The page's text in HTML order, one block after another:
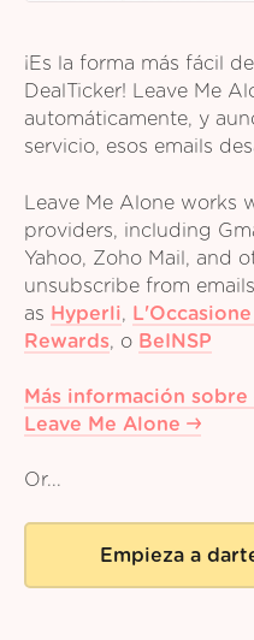
¡Es la forma más fácil
DealTicker! Leave Me
automáticamente, y
servicio, esos emails
Leave Me Alone works
providers, including
Yahoo, Zoho Mail, and
unsubscribe from
as Hyperli, L'Occasione
Rewards, o BeINSP
Más información
Leave Me Alone
Or...
Empieza a